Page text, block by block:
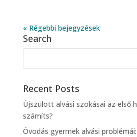
« Régebbi bejegyzések
Search
Recent Posts
Újszülött alvási szokásai az első
számíts?
Óvodás gyermek alvási